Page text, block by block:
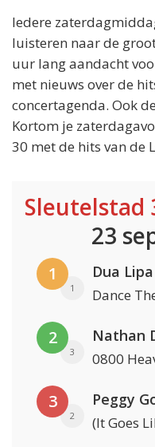
Iedere
luisteren naar de
uur lang aandacht
met nieuws over de
concertagenda. Ook
Kortom je
30 met de hits van de
Sleutelstad
23
1
1
Dua Lipa
Dance
2
3 0800
3
2
Peggy
(It Goes